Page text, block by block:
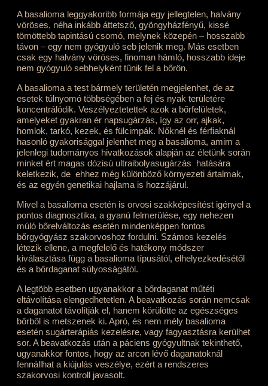
A basalioma leggyakoribb formája egy jellegtelen, halvány
vöröses, néha inkább áttetsző, gyöngyházfényű, kissé
tömöttebb tapintású csomó, melynek közepén – hosszabb
távon – egy nem gyógyuló seb jelenik meg. Más esetben
csak egy halvány vöröses, finoman hámló, hosszabb ideje
nem gyógyuló sebhelyként tűnik fel a bőrön.
A basalioma a test bármely területén megjelenhet, de az
esetek túlnyomó többségében a fej és nyak területére
koncentrálódik. Veszélyeztetettek azok a bőrfelületek,
amelyeket gyakran ér napsugárzás, így az orr, ajkak,
homlok, tarkó, kezek, és fülcimpák. Nőknél és férfiaknál
hasonló gyakorisággal jelenhet meg a basalioma, amim a
jelenlegi tudományos hivatkozások alapján az életünk során
minket ért magas dózisú ultraibolyasugárzás hatására
keletkezik, de ehhez még különböző környezeti ártalmak,
és az egyén genetikai hajlama is hozzájárul.
Mivel a basalioma esetén is orvosi szakképesítést igényel a
pontos diagnosztika, a gyanú felmerülése, egy nehezen
múló bőrelváltozás esetén mindenképpen fontos
bőrgyógyász szakorvoshoz fordulni. Számos kezelés
létezik ellene, a megfelelő és hatékony módszer
kiválasztása függ a basalioma típusától, elhelyezkedésétől
és a bőrdaganat súlyosságától.
A legtöbb esetben ugyanakkor a bőrdaganat műtéti
eltávolítása elengedhetetlen. A beavatkozás során nemcsak
a daganatot távolítják el, hanem körülötte az egészséges
bőrből is metszenek ki. Apró, és nem mély basalioma
esetén sugárterápiás kezelésre, vagy fagyasztásra kerülhet
sor. A beavatkozás után a páciens gyógyultnak tekinthető,
ugyanakkor fontos, hogy az arcon lévő daganatoknál
fennállhat a kiújulás veszélye, ezért a rendszeres
szakorvosi kontroll javasolt.